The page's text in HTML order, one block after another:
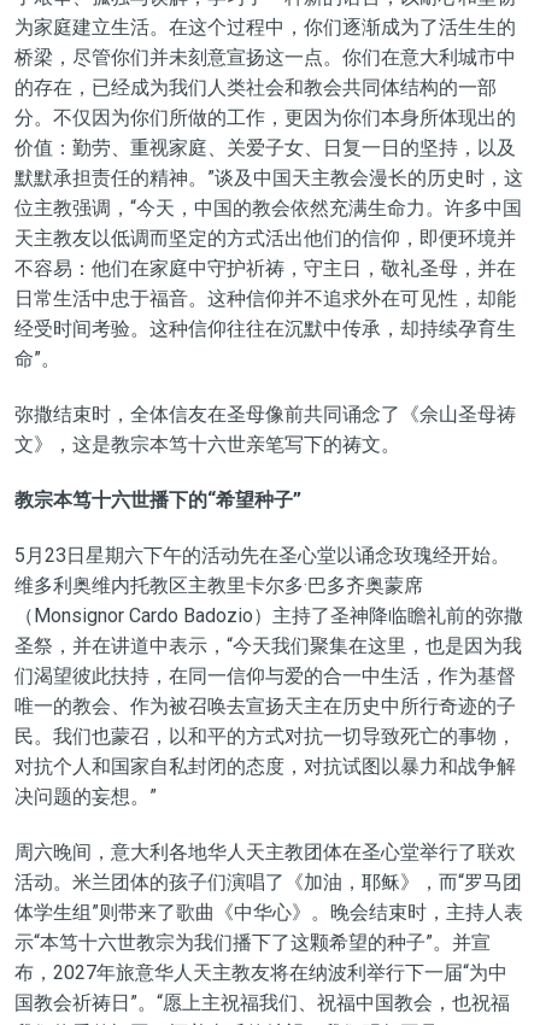
为家庭建立生活。在这个过程中，你们逐渐成为了活生生的
桥梁，尽管你们并未刻意宣扬这一点。你们在意大利城市中
的存在，已经成为我们人类社会和教会共同体结构的一部
分。不仅因为你们所做的工作，更因为你们本身所体现出的
价值：勤劳、重视家庭、关爱子女、日复一日的坚持，以及
默默承担责任的精神。”谈及中国天主教会漫长的历史时，这
位主教强调，“今天，中国的教会依然充满生命力。许多中国
天主教友以低调而坚定的方式活出他们的信仰，即便环境并
不容易：他们在家庭中守护祈祷，守主日，敬礼圣母，并在
日常生活中忠于福音。这种信仰并不追求外在可见性，却能
经受时间考验。这种信仰往往在沉默中传承，却持续孕育生
命”。
弥撒结束时，全体信友在圣母像前共同诵念了《佘山圣母祷
文》，这是教宗本笃十六世亲笔写下的祷文。
教宗本笃十六世播下的“希望种子”
5月23日星期六下午的活动先在圣心堂以诵念玫瑰经开始。
维多利奥维内托教区主教里卡尔多·巴多齐奥蒙席
（Monsignor Cardo Badozio）主持了圣神降临瞻礼前的弥撒
圣祭，并在讲道中表示，“今天我们聚集在这里，也是因为我
们渴望彼此扶持，在同一信仰与爱的合一中生活，作为基督
唯一的教会、作为被召唤去宣扬天主在历史中所行奇迹的子
民。我们也蒙召，以和平的方式对抗一切导致死亡的事物，
对抗个人和国家自私封闭的态度，对抗试图以暴力和战争解
决问题的妄想。”
周六晚间，意大利各地华人天主教团体在圣心堂举行了联欢
活动。米兰团体的孩子们演唱了《加油，耶稣》，而“罗马团
体学生组”则带来了歌曲《中华心》。晚会结束时，主持人表
示“本笃十六世教宗为我们播下了这颗希望的种子”。并宣
布，2027年旅意华人天主教友将在纳波利举行下一届“为中
国教会祈祷日”。“愿上主祝福我们、祝福中国教会，也祝福